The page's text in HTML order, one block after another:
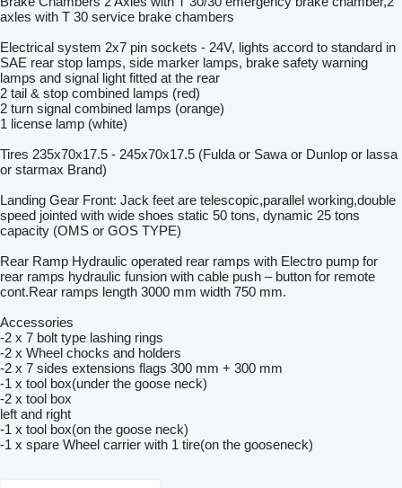
axles with T 30 service brake chambers
Electrical system 2x7 pin sockets - 24V, lights accord to standard in
SAE rear stop lamps, side marker lamps, brake safety warning
lamps and signal light fitted at the rear
2 tail & stop combined lamps (red)
2 turn signal combined lamps (orange)
1 license lamp (white)
Tires 235x70x17.5 - 245x70x17.5 (Fulda or Sawa or Dunlop or lassa
or starmax Brand)
Landing Gear Front: Jack feet are telescopic,parallel working,double
speed jointed with wide shoes static 50 tons, dynamic 25 tons
capacity (OMS or GOS TYPE)
Rear Ramp Hydraulic operated rear ramps with Electro pump for
rear ramps hydraulic funsion with cable push – button for remote
cont.Rear ramps length 3000 mm width 750 mm.
Accessories
-2 x 7 bolt type lashing rings
-2 x Wheel chocks and holders
-2 x 7 sides extensions flags 300 mm + 300 mm
-1 x tool box(under the goose neck)
-2 x tool box
left and right
-1 x tool box(on the goose neck)
-1 x spare Wheel carrier with 1 tire(on the gooseneck)